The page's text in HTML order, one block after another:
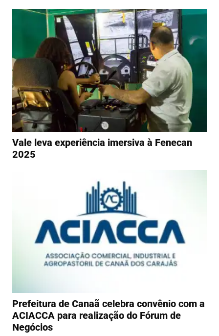
Vale leva experiência imersiva à Fenecan
2025
Prefeitura de Canaã celebra convênio com a
ACIACCA para realização do Fórum de
Negócios